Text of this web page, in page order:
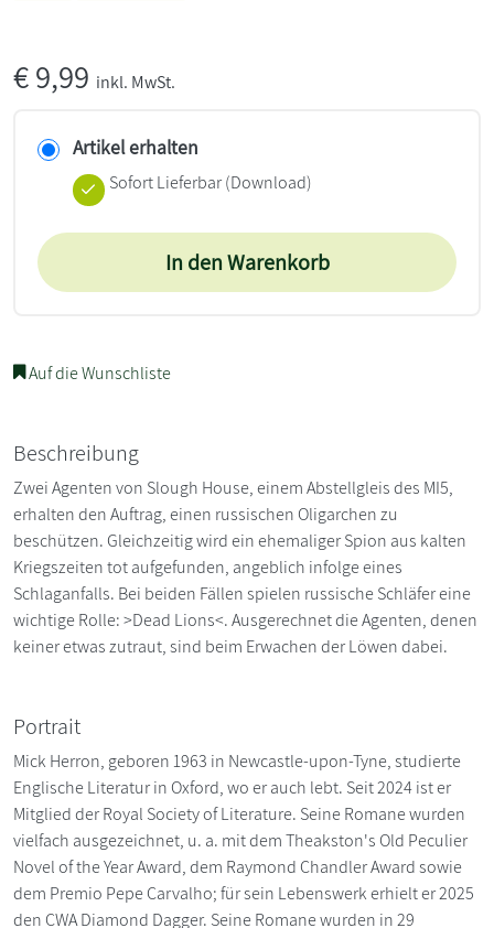
€9,99 inkl. MwSt.
Artikel erhalten
Sofort Lieferbar (Download)
In den Warenkorb
Auf die Wunschliste
Beschreibung
Zwei Agenten von Slough House, einem Abstellgleis des MI5,
erhalten den Auftrag, einen russischen Oligarchen zu
beschützen. Gleichzeitig wird ein ehemaliger Spion aus kalten
Kriegszeiten tot aufgefunden, angeblich infolge eines
Schlaganfalls. Bei beiden Fällen spielen russische Schläfer eine
wichtige Rolle: >Dead Lions<. Ausgerechnet die Agenten, denen
keiner etwas zutraut, sind beim Erwachen der Löwen dabei.
Portrait
Mick Herron, geboren 1963 in Newcastle-upon-Tyne, studierte
Englische Literatur in Oxford, wo er auch lebt. Seit 2024 ist er
Mitglied der Royal Society of Literature. Seine Romane wurden
vielfach ausgezeichnet, u. a. mit dem Theakston's Old Peculier
Novel of the Year Award, dem Raymond Chandler Award sowie
dem Premio Pepe Carvalho; für sein Lebenswerk erhielt er 2025
den CWA Diamond Dagger. Seine Romane wurden in 29